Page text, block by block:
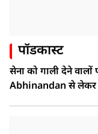
पॉडकास्ट
सेना को गाली देने
Abhinandan से लेकर